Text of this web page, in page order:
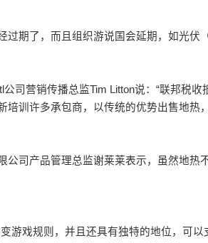
过期了，而且组织游说国会延期，如光
公司营销传播总监Tim Litton说：“联邦税
培训许多承包商，以传统的优势出售地热
公司产品管理总监谢莱莱表示，虽然地
游戏规则，并且还具有独特的地位，可